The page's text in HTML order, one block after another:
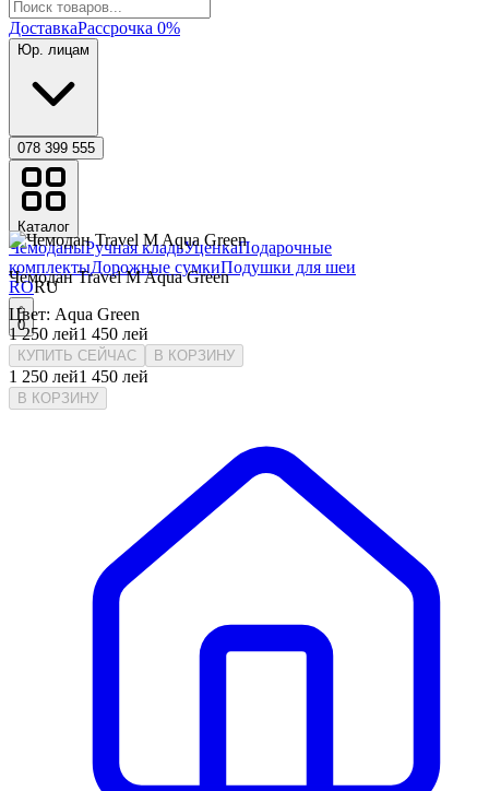
ДоставкаРассрочка 0%
Юр. лицам
078 399 555
Каталог
ЧемоданыРучная кладьУценкаПодарочные
комплектыДорожные сумкиПодушки для шеи
RORU
0
Чемодан Travel M Aqua Green
Цвет: Aqua Green
1 250 лей1 450 лей
КУПИТЬ СЕЙЧАС В КОРЗИНУ
1 250 лей1 450 лей
В КОРЗИНУ